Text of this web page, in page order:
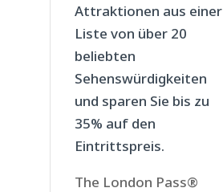
Attraktionen aus einer
Liste von über 20
beliebten
Sehenswürdigkeiten
und sparen Sie bis zu
35% auf den
Eintrittspreis.
The London Pass®